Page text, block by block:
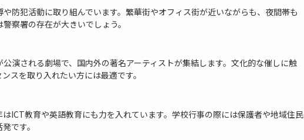
防犯活動に取り組んでいます。繁華街やオフィス街が近いながらも、夜間帯も
察署の存在が大きいでしょう。
演される劇場で、国内外の著名アーティストが集結します。文化的な催しに触
スを取り入れたい方には最適です。
ICT教育や英語教育にも力を入れています。学校行事の際には保護者や地域住民
です。